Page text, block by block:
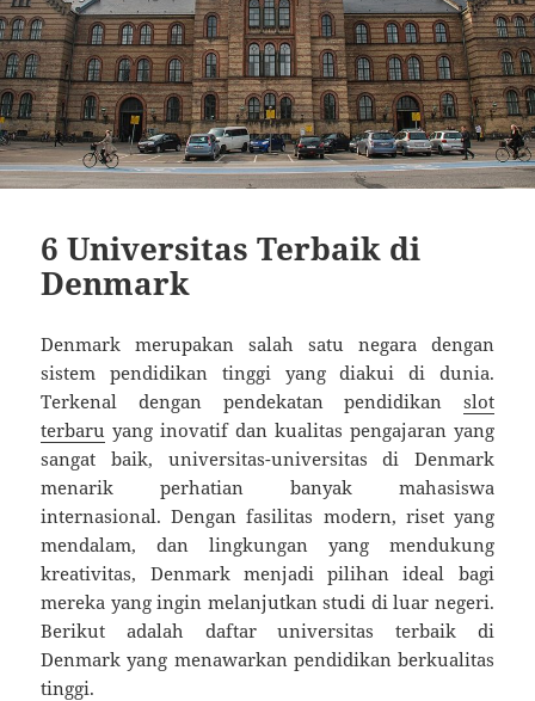
6 Universitas Terbaik di
Denmark
Denmark merupakan salah satu negara dengan
sistem pendidikan tinggi yang diakui di dunia.
Terkenal dengan pendekatan pendidikan slot
terbaru yang inovatif dan kualitas pengajaran yang
sangat baik, universitas-universitas di Denmark
menarik perhatian banyak mahasiswa
internasional. Dengan fasilitas modern, riset yang
mendalam, dan lingkungan yang mendukung
kreativitas, Denmark menjadi pilihan ideal bagi
mereka yang ingin melanjutkan studi di luar negeri.
Berikut adalah daftar universitas terbaik di
Denmark yang menawarkan pendidikan berkualitas
tinggi.